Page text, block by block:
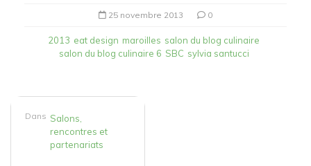
25 novembre 2013 0
2013 eat design maroilles salon du blog culinaire
salon du blog culinaire 6 SBC sylvia santucci
Dans Salons,
rencontres et
partenariats